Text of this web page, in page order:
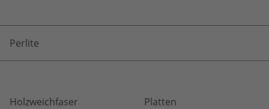
Perlite
Holzweichfaser Platten